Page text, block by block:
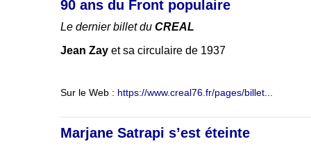
90 ans du Front populaire
Le dernier billet du CREAL
Jean Zay et sa circulaire de 1937
Sur le Web : https://www.creal76.fr/pages/billet...
Marjane Satrapi s’est éteinte